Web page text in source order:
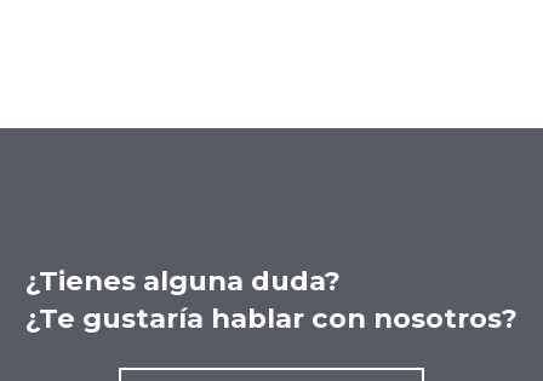
¿Tienes alguna duda?
¿Te gustaría hablar con nosotros?